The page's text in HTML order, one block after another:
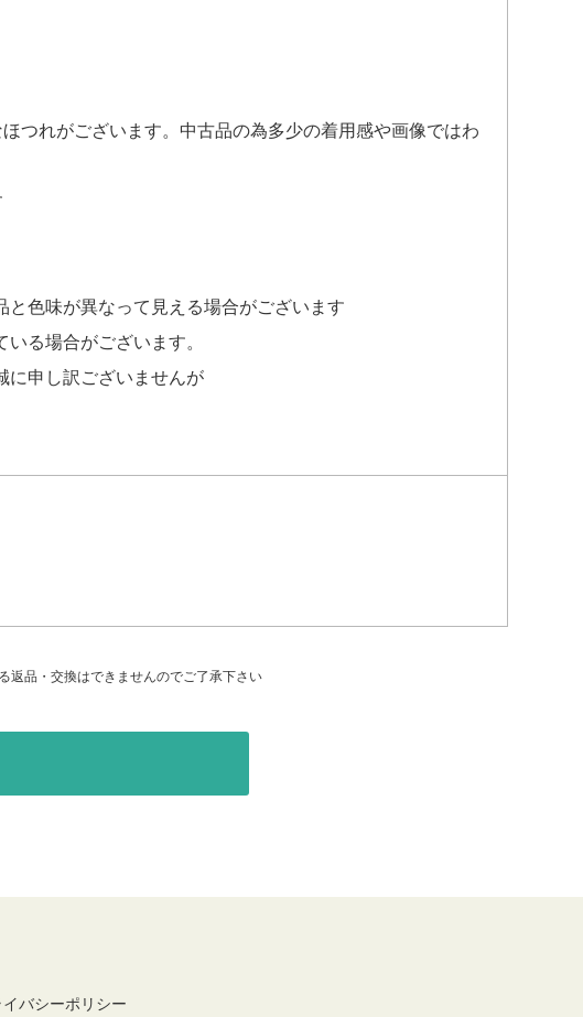
つれがございます。中古品の為多少の着用感や画像ではわ
色味が異なって見える場合がございます
る場合がございます。
に申し訳ございませんが
返品・交換はできませんのでご了承下さい
イバシーポリシー